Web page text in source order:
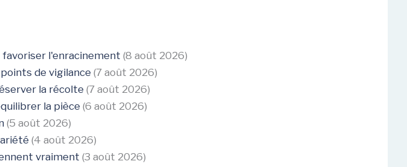
l'enracinement (8 août 2026)
de vigilance (7 août 2026)
la récolte (7 août 2026)
la pièce (6 août 2026)
(5 août 2026)
(4 août 2026)
vraiment (3 août 2026)